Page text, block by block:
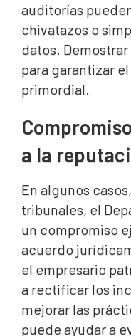
auditorías
chivatazos o
datos.
para garantizar
primordial.
a la
En algunos
tribunales, el
un compromiso
acuerdo
el empresario
a rectificar los
mejorar las
puede ayudar a